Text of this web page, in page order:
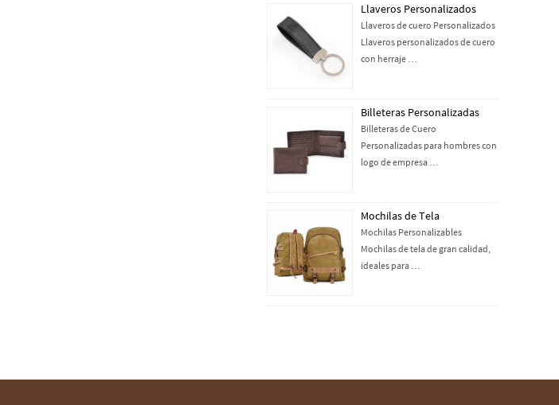
Llaveros Personalizados
Llaveros de cuero Personalizados
Llaveros personalizados de cuero
con herraje …
Billeteras Personalizadas
Billeteras de Cuero
Personalizadas para hombres con
logo de empresa …
Mochilas de Tela
Mochilas Personalizables
Mochilas de tela de gran calidad,
ideales para …